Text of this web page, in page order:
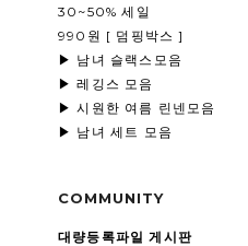
30~50% 세일
990원 [ 덤핑박스 ]
▶ 남녀 슬랙스모음
▶ 레깅스 모음
▶ 시원한 여름 린넨모음
▶ 남녀 세트 모음
COMMUNITY
대량등록파일 게시판